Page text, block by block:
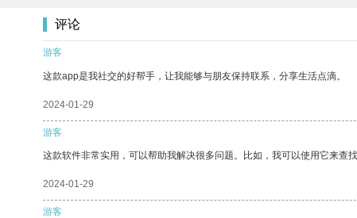
评论
游客
这款app是我社交的好帮手，让我能够与朋友保持联系，分享生活点滴。
2024-01-29
游客
这款软件非常实用，可以帮助我解决很多问题。比如，我可以使用它来查
2024-01-29
游客